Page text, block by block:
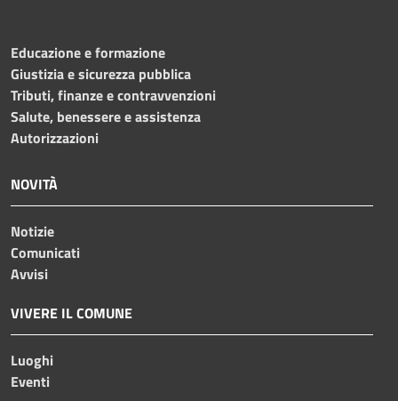
Educazione e formazione
Giustizia e sicurezza pubblica
Tributi, finanze e contravvenzioni
Salute, benessere e assistenza
Autorizzazioni
NOVITÀ
Notizie
Comunicati
Avvisi
VIVERE IL COMUNE
Luoghi
Eventi